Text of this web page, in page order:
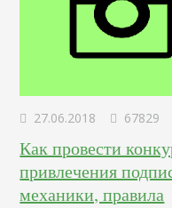
27.06.2018 67829
Как провести
привлечения
механики, правила